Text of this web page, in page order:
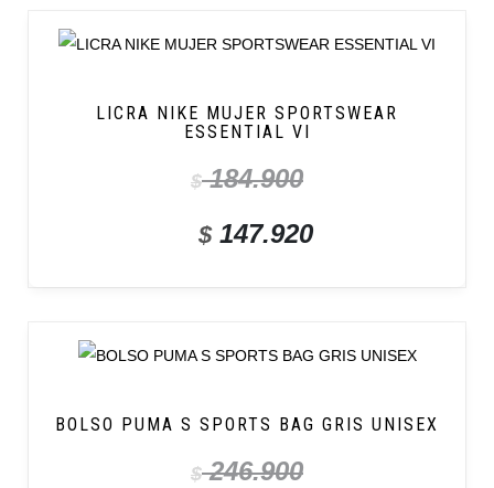
LICRA NIKE MUJER SPORTSWEAR
ESSENTIAL VI
$184.900
$147.920
BOLSO PUMA S SPORTS BAG GRIS UNISEX
$246.900